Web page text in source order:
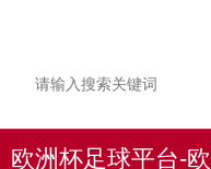
欧洲杯足球平台-